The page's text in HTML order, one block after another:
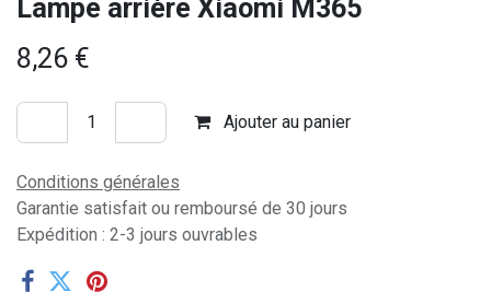
Lampe arrière Xiaomi M365
8,26 €
Ajouter au panier
Conditions générales
Garantie satisfait ou remboursé de 30 jours
Expédition : 2-3 jours ouvrables